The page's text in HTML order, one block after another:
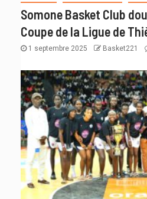
Somone Basket Club
Coupe de la Ligue de
1 septembre 2025 Basket221